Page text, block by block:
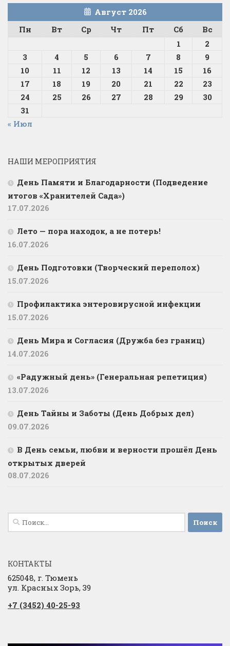
Август 2026
Пн
Вт Ср Чт Пт Сб
Вс
1
2
3
4 5 6 7 8
9
10
11 12 13 14 15
16
17
18 19 20 21 22
23
24
25 26 27 28 29
30
31
« Июл
НАШИ МЕРОПРИЯТИЯ
День Памяти и Благодарности (Подведение
итогов «Хранителей Сада»)
17.07.2026
Лето — пора находок, а не потерь!
16.07.2026
День Подготовки (Творческий переполох)
15.07.2026
Профилактика энтеровирусной инфекции
15.07.2026
День Мира и Согласия (Дружба без границ)
14.07.2026
«Радужный день» (Генеральная репетиция)
13.07.2026
День Тайны и Заботы (День Добрых дел)
09.07.2026
В День семьи, любви и верности прошёл День
открытых дверей
08.07.2026
Найти:
КОНТАКТЫ
625048, г. Тюмень
ул. Красных Зорь, 39
+7 (3452) 40-25-93